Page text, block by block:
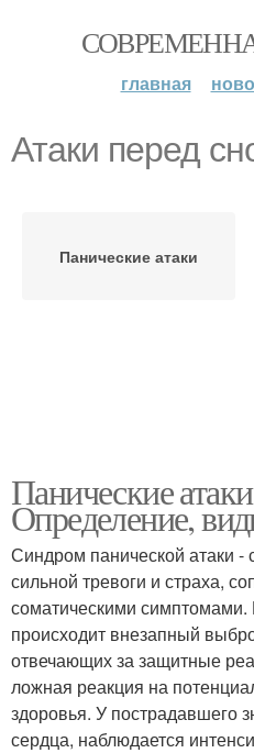
главная
Атаки перед
Панические атаки
Панические
Определение,
Синдром панической атаки -
сильной тревоги и страха,
соматическими
происходит внезапный
отвечающих за защитные
ложная реакция на
здоровья. У пострадавшего
сердца, наблюдается